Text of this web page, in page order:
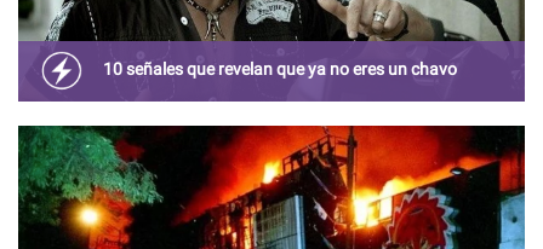
10 señales que revelan que ya no eres un chavo
“aseñorando” cada día más. Aquí te dejamos algunas
pruebas de ello.